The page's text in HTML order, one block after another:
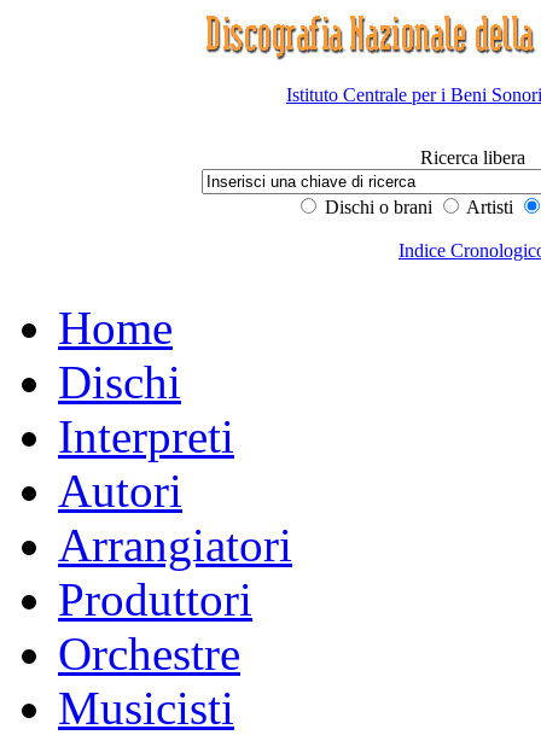
Istituto Centrale per i Beni
Ricerca libera
Dischi o brani Artisti
Indice
Home
Dischi
Interpreti
Autori
Arrangiatori
Produttori
Orchestre
Musicisti